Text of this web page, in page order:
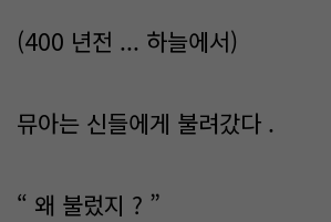
(400 년전 ... 하늘에서)
뮤아는 신들에게 불려갔다 .
“ 왜 불렀지 ? ”